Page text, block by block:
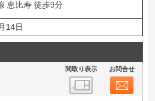
恵比寿 徒歩9分
14日
間取り表示 お問合せ